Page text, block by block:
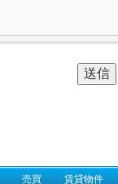
売買 賃貸物件